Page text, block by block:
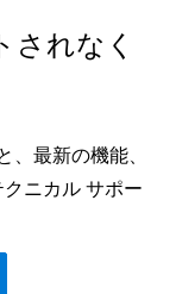
されなく
最新の機能、
ニカル サポー